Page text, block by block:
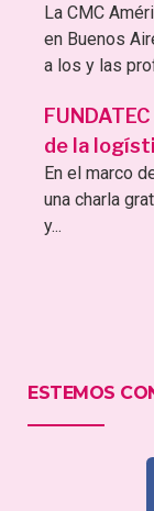
La CMC
en Buenos
a los y las
de la
En el marco
una charla
y...
ESTEMOS